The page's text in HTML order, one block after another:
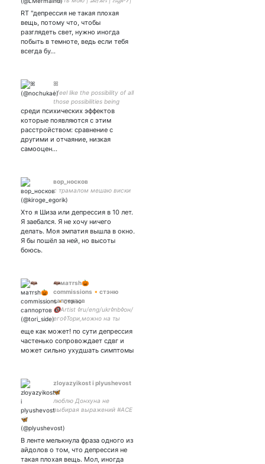
everything -
RT "депрессия не такая плохая
вещь, потому что, чтобы
разглядеть свет, нужно иногда
побыть в темноте, ведь если тебя
всегда бу…
ꕤ
I feel like the possibility of all
those possibilities being
possible is just another
possibility that can possibly
happen.
среди психических эффектов
которые появляются с этим
расстройством: сравнение с
другими и отчаяние, низкая
самооцен…
вор_носков
с трамалом мешаю виски
Хто я Шиза или депрессия в 10 лет.
Я заебался. Я не хочу ничего
делать. Моя эмпатия вышла в окно.
Я бы пошёл за ней, но высоты
боюсь.
­🦇матrsh­­🎃
commissions🔸стэню
саппортов
🔞Artist ◊ru/eng/ukr◊nb◊он/
его◊Тори,можно на ты
просто разговоров ни о
чем◊ ­­♦Мейн c артами -
еще как может! по сути депрессия
частенько сопровождает сдвг и
может сильно ухудшать симптомы
zloyazyikost i plyushevost
🦋
люблю Донхуна не
выбирая выражений #ACE
Теории живут тут:
В ленте мелькнула фраза одного из
айдолов о том, что депрессия не
такая плохая вещь. Мол, иногда